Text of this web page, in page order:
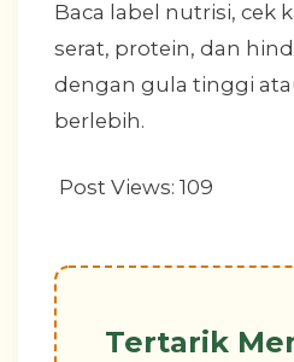
Baca label nutrisi, cek
serat, protein, dan
dengan gula tinggi
berlebih.
Post Views: 109
Tertarik